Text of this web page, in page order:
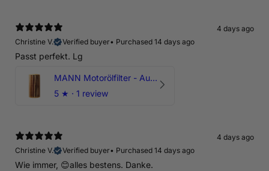
4 days ago
Christine V.
Verified buyer• Purchased 14 days ago
Passt perfekt. Lg
MANN Motorölfilter - Audi RS3 TTRS RSQ3 VZ5 - DAZ DNW
5 ★ · 1 review
4 days ago
Christine V.
Verified buyer• Purchased 14 days ago
Wie immer, 😊alles bestens. Danke.